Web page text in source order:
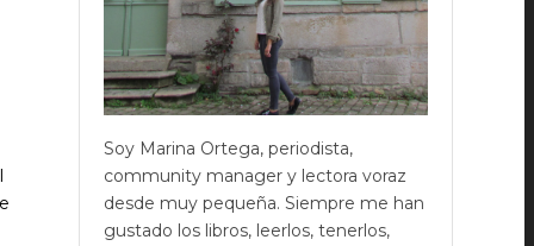
Soy Marina Ortega, periodista,
community manager y lectora voraz
desde muy pequeña. Siempre me han
gustado los libros, leerlos, tenerlos,